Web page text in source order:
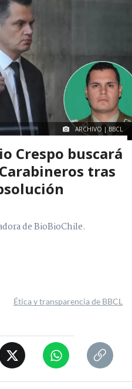
ARCHIVO | BBCL
Crespo buscará
tras
de BioBioChile.
Ética y transparencia de BBCL